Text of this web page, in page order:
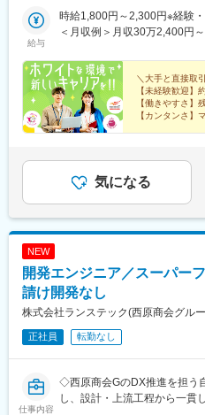
野駅(京都府)、洛西口駅、宇
日駅、池下駅、車道駅、清水
なか駅、瑞穂区役所駅、日比
市営)、東岡崎駅、尾張一宮駅
線)、津島駅、刈谷駅、豊田市
県)、国府宮駅、井川駅、安倍
津駅、来宮駅、源道寺駅、伊
駅、西掛川駅、二島駅、九州
県)、九大学研都市駅、盛岡
山形駅、かみのやま温泉駅、
江駅、新潟駅、佐々木駅、新
駅、田上駅(新潟県)、高崎駅
駅、群馬藤岡駅、東富岡駅、
駅、大谷地駅、新札幌駅、大
きの駅、さっぽろ駅、元町駅(
神泉駅、新宿西口駅、東池袋
駅、京成上野駅、浅草駅、祐
駅、王子駅前駅、荒川区役所
村山駅、府中本町駅、牛浜駅
子駅、千葉中央駅、本八幡駅
駅、野江内代駅、海老江駅、
駅、新深江駅、千林駅、松虫
茶屋駅、今福鶴見駅、安立町
給与
時給1,800円～2,300円※経験
＜月収例＞月収30万2,400円
＼大手と直接取
【未経験歓迎】
【働きやすさ】
【カンタンさ】
気になる
NEW
開発エンジニア／スーパー
請け開発なし
株式会社ランステック(西原商会グル
正社員 転勤なし
仕事内容
◇西原商会GのDX推進を担う
し、設計・上流工程から一貫